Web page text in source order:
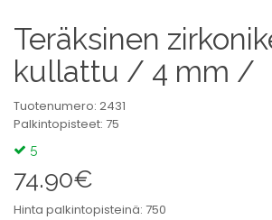
Teräksinen
kullattu / 4 mm /
Tuotenumero: 2431
Palkintopisteet: 75
5
74.90€
Hinta palkintopisteinä: 750